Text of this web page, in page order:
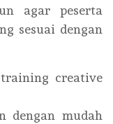
agar peserta
sesuai dengan
creative
dengan mudah